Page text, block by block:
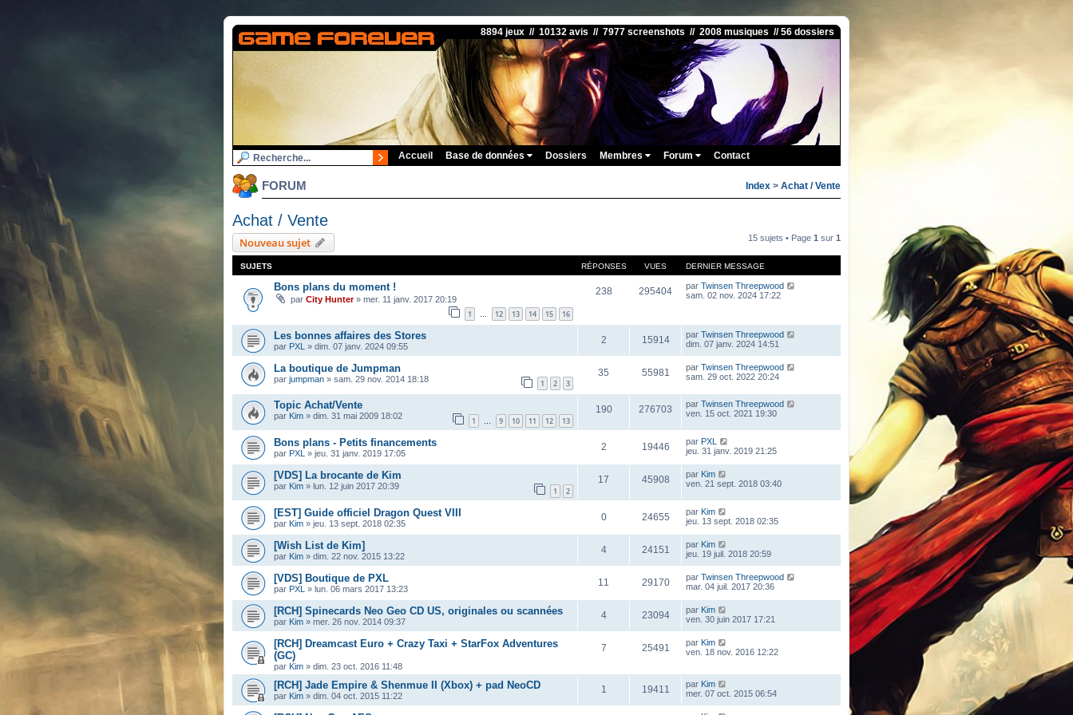
8894 jeux // 10132 avis // 7977 screenshots // 2008 musiques // 56 dossiers
Accueil Base de données Dossiers Membres Forum Contact
FORUM Index > Achat / Vente
Achat / Vente
Nouveau sujet 15 sujets • Page 1 sur 1
SUJETS RÉPONSES VUES DERNIER MESSAGE
Bons plans du moment !
par City Hunter» mer. 11 janv. 2017 20:19
1 … 12 13 14 15 16
238 295404 par Twinsen Threepwood
sam. 02 nov. 2024 17:22
Les bonnes affaires des Stores
par PXL » dim. 07 janv. 2024 09:55
2 15914 par Twinsen Threepwood
dim. 07 janv. 2024 14:51
La boutique de Jumpman
par jumpman » sam. 29 nov. 2014 18:18 1 2 3
35 55981 par Twinsen Threepwood
sam. 29 oct. 2022 20:24
Topic Achat/Vente
par Kim » dim. 31 mai 2009 18:02 1 … 9 10 11 12 13
190 276703 par Twinsen Threepwood
ven. 15 oct. 2021 19:30
Bons plans - Petits financements
par PXL » jeu. 31 janv. 2019 17:05
2 19446 par PXL
jeu. 31 janv. 2019 21:25
[VDS] La brocante de Kim
par Kim » lun. 12 juin 2017 20:39 1 2
17 45908 par Kim
ven. 21 sept. 2018 03:40
[EST] Guide officiel Dragon Quest VIII
par Kim » jeu. 13 sept. 2018 02:35
0 24655 par Kim
jeu. 13 sept. 2018 02:35
[Wish List de Kim]
par Kim » dim. 22 nov. 2015 13:22
4 24151 par Kim
jeu. 19 juil. 2018 20:59
[VDS] Boutique de PXL
par PXL » lun. 06 mars 2017 13:23
11 29170 par Twinsen Threepwood
mar. 04 juil. 2017 20:36
[RCH] Spinecards Neo Geo CD US, originales ou scannées
par Kim » mer. 26 nov. 2014 09:37
4 23094 par Kim
ven. 30 juin 2017 17:21
[RCH] Dreamcast Euro + Crazy Taxi + StarFox Adventures
(GC)
par Kim » dim. 23 oct. 2016 11:48
7 25491 par Kim
ven. 18 nov. 2016 12:22
[RCH] Jade Empire & Shenmue II (Xbox) + pad NeoCD
par Kim » dim. 04 oct. 2015 11:22
1 19411 par Kim
mer. 07 oct. 2015 06:54